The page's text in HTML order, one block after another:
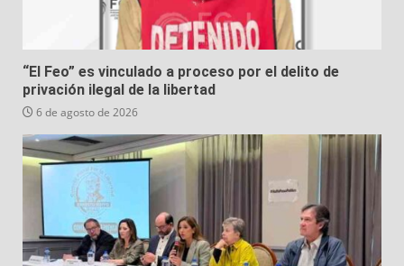
“El Feo” es vinculado a proceso por el delito de
privación ilegal de la libertad
6 de agosto de 2026